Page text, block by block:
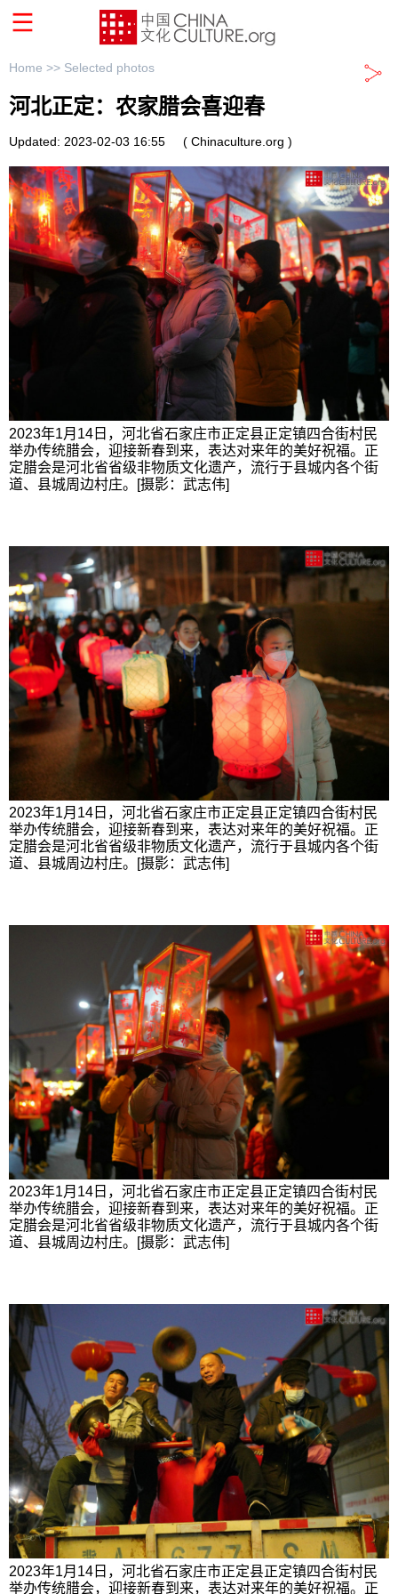
Home >> Selected photos
河北正定：农家腊会喜迎春
Updated: 2023-02-03 16:55 ( Chinaculture.org )
2023年1月14日，河北省石家庄市正定县正定镇四合街村民
举办传统腊会，迎接新春到来，表达对来年的美好祝福。正
定腊会是河北省省级非物质文化遗产，流行于县城内各个街
道、县城周边村庄。[摄影：武志伟]
2023年1月14日，河北省石家庄市正定县正定镇四合街村民
举办传统腊会，迎接新春到来，表达对来年的美好祝福。正
定腊会是河北省省级非物质文化遗产，流行于县城内各个街
道、县城周边村庄。[摄影：武志伟]
2023年1月14日，河北省石家庄市正定县正定镇四合街村民
举办传统腊会，迎接新春到来，表达对来年的美好祝福。正
定腊会是河北省省级非物质文化遗产，流行于县城内各个街
道、县城周边村庄。[摄影：武志伟]
2023年1月14日，河北省石家庄市正定县正定镇四合街村民
举办传统腊会，迎接新春到来，表达对来年的美好祝福。正